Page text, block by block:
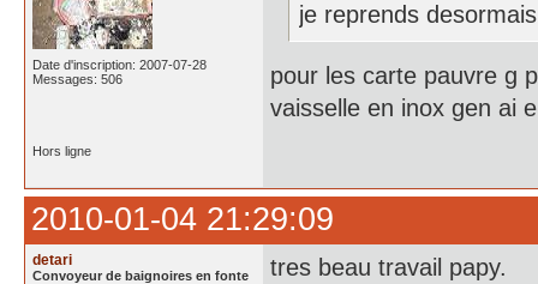
Date d'inscription: 2007-07-28
Messages: 506
je reprends
pour les carte pauvre g
vaisselle en inox gen ai
Hors ligne
2010-01-04 21:29:09
detari
Convoyeur de baignoires en fonte
tres beau travail papy.